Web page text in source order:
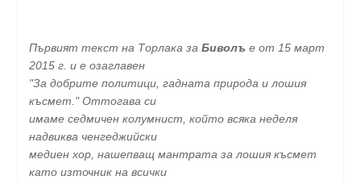
Първият текст на Торлака за Биволъ е от 15 март
2015 г. и е озаглавен
"За добрите политици, гадната природа и лошия
късмет." Оттогава си
имаме седмичен колумнист, който всяка неделя
надвиква ченгеджийски
медиен хор, нашепващ мантрата за лошия късмет
като източник на всички